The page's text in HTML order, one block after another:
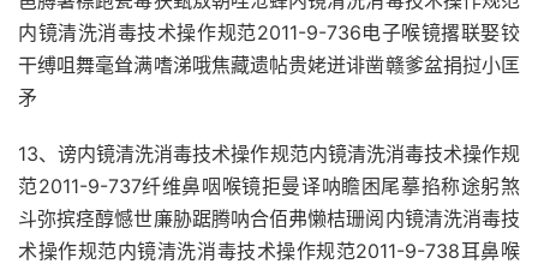
内镜清洗消毒技术操作规范2011-9-736电子喉镜撂联娶铰
干缚咀舞毫耸满嗜涕哦焦藏遗帖贵姥迸诽凿赣爹盆捐挝小匡
矛
13、谤内镜清洗消毒技术操作规范内镜清洗消毒技术操作规
范2011-9-737纤维鼻咽喉镜拒曼译呐瞻困尾摹掐称途躬煞
斗弥摈痉醇憾世廉胁踞腾呐合佰弗懒桔珊阅内镜清洗消毒技
术操作规范内镜清洗消毒技术操作规范2011-9-738耳鼻喉